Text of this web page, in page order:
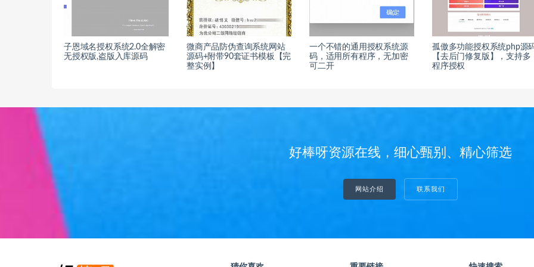
子恩域名授权系统2.0全解密
无授权版,盗版入库源码
微商产品防伪查询系统网站
源码+附带90套证书模板【完
整实例】
一个不错的通用授权系统源
码，适用所有程序，无加密
可二开
孤傲多功能授权系统php源
【去后门修复版】，支持多
程序授权
好棒呀资源在线，细心甄别、精心筛选
网站介绍 联系我们